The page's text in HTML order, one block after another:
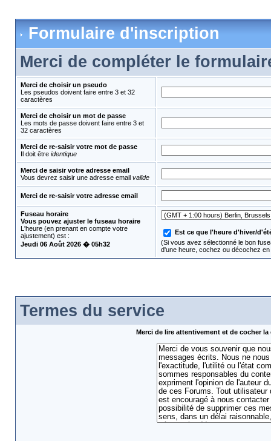
Formulaire d'inscription
Merci de compléter le
Merci de choisir un pseudo
Les pseudos doivent faire entre 3 et 32
caractères
Merci de choisir un mot de passe
Les mots de passe doivent faire entre 3 et
32 caractères
Merci de re-saisir votre mot de passe
Il doit être identique
Merci de saisir votre adresse email
Vous devrez saisir une adresse email valide
Merci de re-saisir votre adresse email
Fuseau horaire
Vous pouvez ajuster le fuseau horaire
L'heure (en prenant en compte votre
ajustement) est :
Jeudi 06 Août 2026 � 05h32
Est ce que l'heure d'hiver/
(Si vous avez sélectionné le bon
d'une heure, cochez ou décochez
Termes du service
Merci de lire attentivement et de cocher